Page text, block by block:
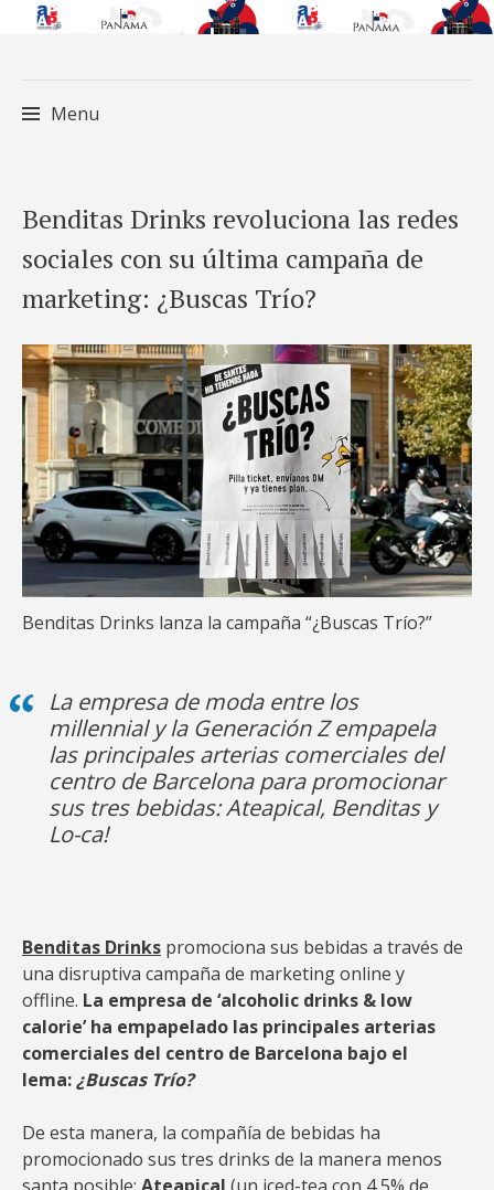
Menu
to
content
Benditas Drinks revoluciona las redes
sociales con su última campaña de
marketing: ¿Buscas Trío?
Benditas Drinks lanza la campaña “¿Buscas Trío?”
La empresa de moda entre los
millennial y la Generación Z empapela
las principales arterias comerciales del
centro de Barcelona para promocionar
sus tres bebidas: Ateapical, Benditas y
Lo-ca!
Benditas Drinks promociona sus bebidas a través de
una disruptiva campaña de marketing online y
offline. La empresa de ‘alcoholic drinks & low
calorie’ ha empapelado las principales arterias
comerciales del centro de Barcelona bajo el
lema:¿Buscas Trío?
De esta manera, la compañía de bebidas ha
promocionado sus tres drinks de la manera menos